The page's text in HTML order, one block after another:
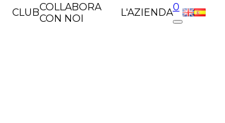
CLUBCOLLABORA
CON NOI
L'AZIENDA0